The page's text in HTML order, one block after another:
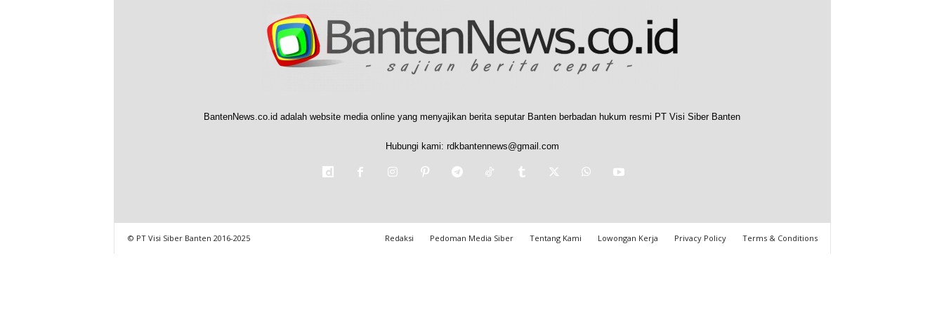
BantenNews.co.id adalah website media online yang menyajikan berita seputar Banten berbadan hukum resmi PT Visi Siber Banten
Hubungi kami: rdkbantennews@gmail.com
Redaksi Pedoman Media Siber Tentang Kami Lowongan Kerja Privacy Policy Terms & Conditions
© PT Visi Siber Banten 2016-2025